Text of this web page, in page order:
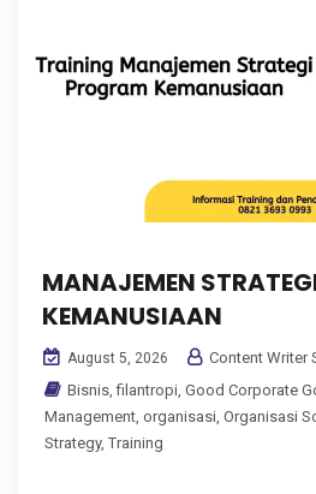
MANAJEMEN
KEMANUSIAAN
August 5, 2026
Content Writer
Bisnis,filantropi, Good Corporate
Management, organisasi, Organisasi
Strategy, Training